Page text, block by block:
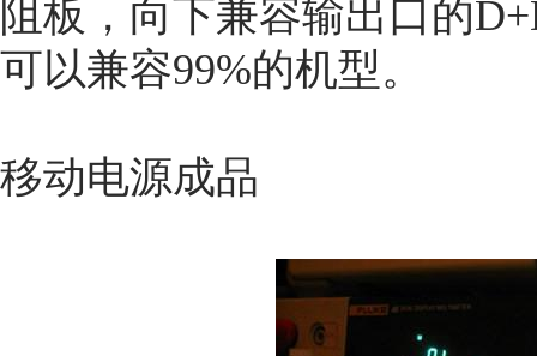
阻板，向下兼容输出口的
可以兼容99%的机型。
移动电源成品